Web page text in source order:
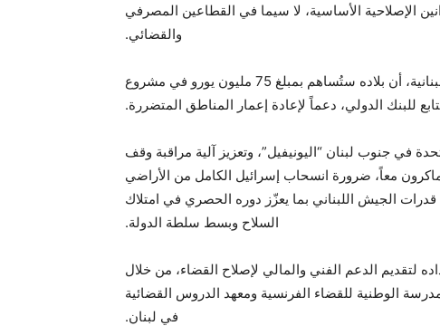
الإصلاحية الأساسية، لا سيما في القطاعين المصرفي
والقضائي.
وفي هذا السياق، أبلغ الرئيس الفرنسي رئيس الحكومة اللبنانية، أن بلاده ستُساهم بمبلغ 75 مليون يورو في مشروع
في جنوب لبنان “اليونيفيل”، وتعزيز آلية مراقبة وقف
معاً، ضرورة انسحاب إسرائيل الكامل من الأراضي
قدرات الجيش اللبناني بما يعزّز دوره الحصري في امتلاك
السلاح وبسط سلطة الدولة.
لتقديم الدعم الفني والمالي لإصلاح القضاء، من خلال
الوطنية للقضاء الفرنسية ومعهد الدروس القضائية
في لبنان.